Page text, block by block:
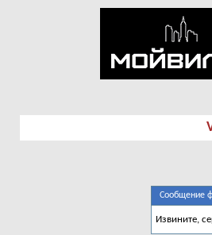
Сообщение
Извините,